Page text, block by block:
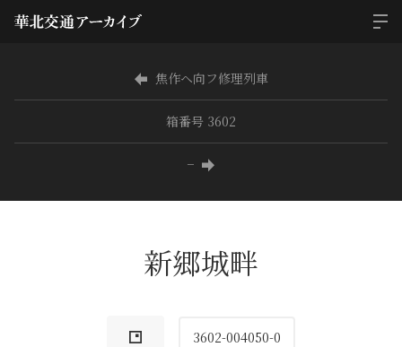
焦作ヘ向フ修理列車
箱番号 3602
−
新郷城畔
3602-004050-0